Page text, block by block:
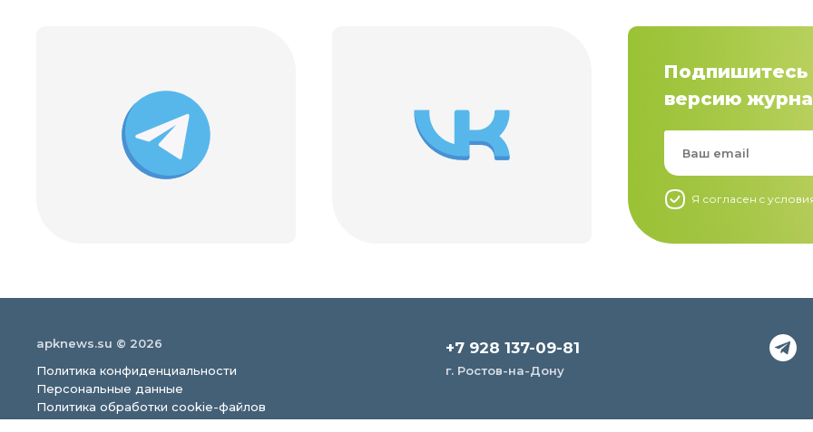
Подпишитесь
версию
Я согласен c
apknews.su © 2026
Политика конфиденциальности
Персональные данные
Политика обработки cookie-файлов
+7 928 137-09-81
г. Ростов-на-Дону